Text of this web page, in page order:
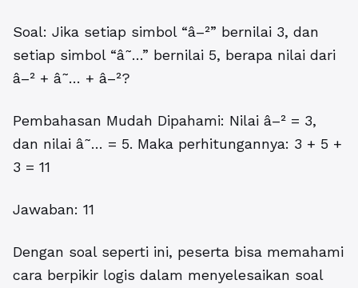
Soal: Jika setiap simbol “â–²” bernilai 3, dan
setiap simbol “â˜…” bernilai 5, berapa nilai dari
â–² + â˜… + â–²?
Pembahasan Mudah Dipahami: Nilai â–² = 3,
dan nilai â˜… = 5. Maka perhitungannya: 3 + 5 +
3 = 11
Jawaban: 11
Dengan soal seperti ini, peserta bisa memahami
cara berpikir logis dalam menyelesaikan soal